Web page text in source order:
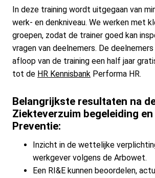
In deze training wordt uitgegaan van
werk- en denkniveau. We werken met
groepen, zodat de trainer goed kan
vragen van deelnemers. De deelnemers
afloop van de training een half jaar
tot de HR Kennisbank Performa HR.
Belangrijkste resultaten na
Ziekteverzuim begeleiding en
Preventie:
Inzicht in de wettelijke
werkgever volgens de Arbowet.
Een RI&E kunnen beoordelen,